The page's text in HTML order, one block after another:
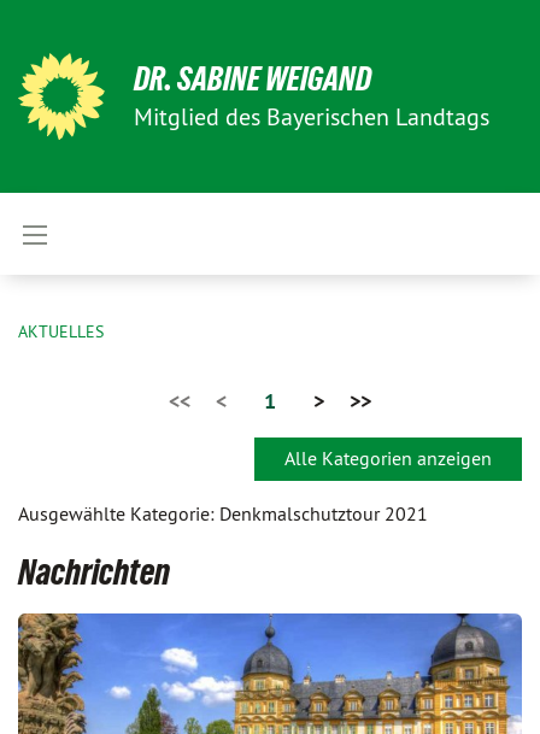
DR. SABINE WEIGAND
Mitglied des Bayerischen Landtags
AKTUELLES
<< < 1 > >>
Alle Kategorien anzeigen
Ausgewählte Kategorie: Denkmalschutztour 2021
Nachrichten